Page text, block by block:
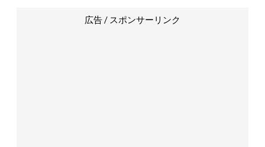
広告 / スポンサーリンク